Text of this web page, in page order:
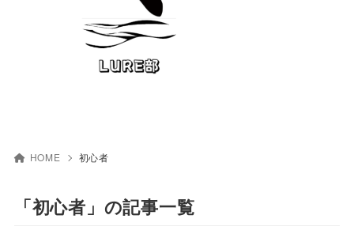
HOME 初心者
「初心者」の記事一覧